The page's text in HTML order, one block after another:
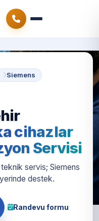
Siemens
cihazlar
Servisi
servis; Siemens
destek.
Randevu formu